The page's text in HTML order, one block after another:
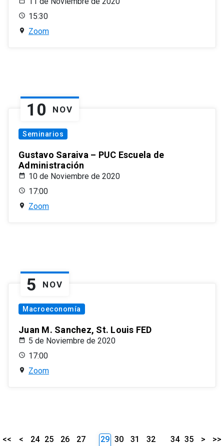
15:30
Zoom
10 NOV
Seminarios
Gustavo Saraiva – PUC Escuela de
Administración
10 de Noviembre de 2020
17:00
Zoom
5 NOV
Macroeconomía
Juan M. Sanchez, St. Louis FED
5 de Noviembre de 2020
17:00
Zoom
<< < 24 25 26
27
29 30 31
32
34 35 > >>